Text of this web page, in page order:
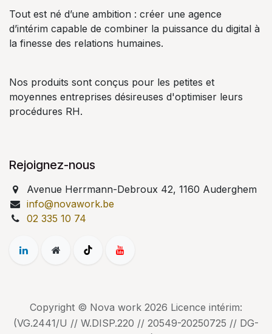
Tout est né d’une ambition : créer une agence
d’intérim capable de combiner la puissance du digital à
la finesse des relations humaines.
Nos produits sont conçus pour les petites et
moyennes entreprises désireuses d'optimiser leurs
procédures RH.
Rejoignez-nous
Avenue Herrmann-Debroux 42, 1160 Auderghem
info@novawork.be
02 335 10 74
Copyright © Nova work 2026 Licence intérim:
(VG.2441/U // W.DISP.220 // 20549-20250725 // DG-